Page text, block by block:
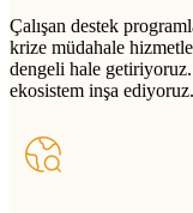
Çalışan destek
krize müdahale
dengeli hale
ekosistem inşa ediyoruz.